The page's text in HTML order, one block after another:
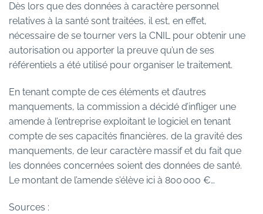
Dès lors que des données à caractère personnel
relatives à la santé sont traitées, il est, en effet,
nécessaire de se tourner vers la CNIL pour obtenir une
autorisation ou apporter la preuve qu’un de ses
référentiels a été utilisé pour organiser le traitement.
En tenant compte de ces éléments et d’autres
manquements, la commission a décidé d’infliger une
amende à l’entreprise exploitant le logiciel en tenant
compte de ses capacités financières, de la gravité des
manquements, de leur caractère massif et du fait que
les données concernées soient des données de santé.
Le montant de l’amende s’élève ici à 800 000 €…
Sources :